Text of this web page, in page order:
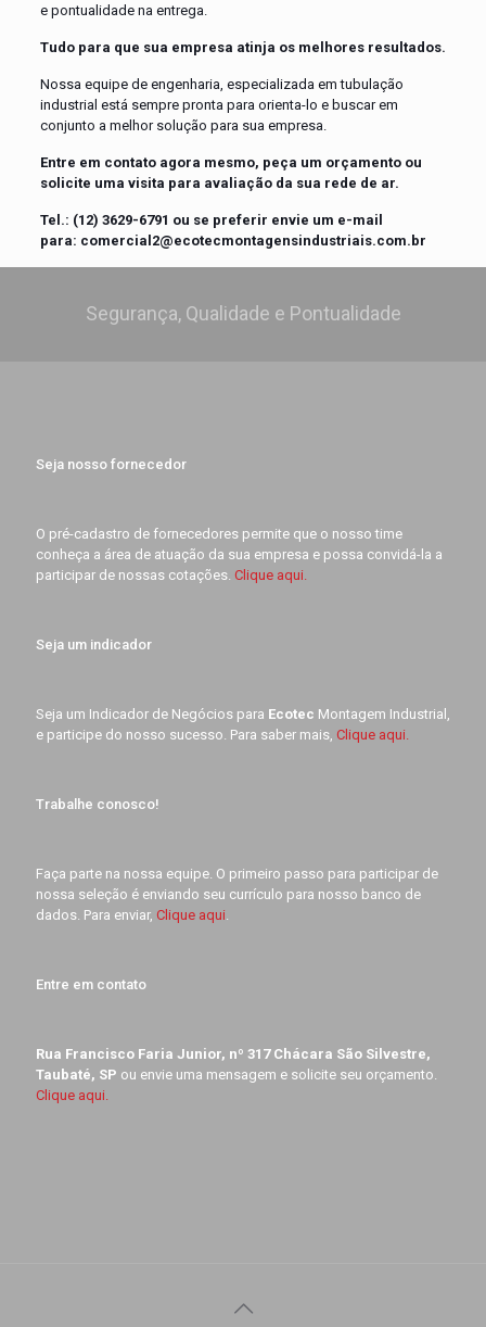
e pontualidade na entrega.
Tudo para que sua empresa atinja os melhores resultados.
Nossa equipe de engenharia, especializada em tubulação
industrial está sempre pronta para orienta-lo e buscar em
conjunto a melhor solução para sua empresa.
Entre em contato agora mesmo, peça um orçamento ou
solicite uma visita para avaliação da sua rede de ar.
Tel.: (12) 3629-6791 ou se preferir envie um e-mail
para: comercial2@ecotecmontagensindustriais.com.br
Segurança, Qualidade e Pontualidade
Seja nosso fornecedor
O pré-cadastro de fornecedores permite que o nosso time
conheça a área de atuação da sua empresa e possa convidá-la a
participar de nossas cotações. Clique aqui.
Seja um indicador
Seja um Indicador de Negócios para Ecotec Montagem Industrial,
e participe do nosso sucesso. Para saber mais, Clique aqui.
Trabalhe conosco!
Faça parte na nossa equipe. O primeiro passo para participar de
nossa seleção é enviando seu currículo para nosso banco de
dados. Para enviar, Clique aqui
Entre em contato
Rua Francisco Faria Junior, nº 317 Chácara São Silvestre,
Taubaté, SP ou envie uma mensagem e solicite seu orçamento.
Clique aqui.